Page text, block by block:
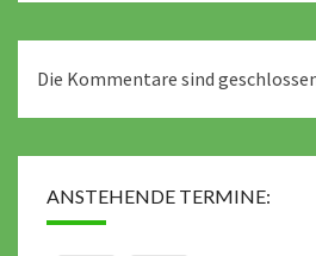
Die Kommentare sind
ANSTEHENDE TERMINE: